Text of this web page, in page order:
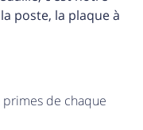
poste, la plaque à
de chaque